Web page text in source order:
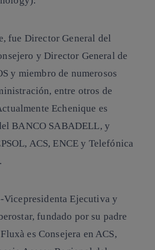
fue Director General del
y Director General de
y miembro de numerosos
entre otros de
Echenique es
BANCO SABADELL, y
ACS, ENCE y Telefónica
Vicepresidenta Ejecutiva y
fundado por su padre
es Consejera en ACS,